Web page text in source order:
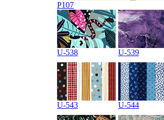
P107
U-538 U-539
U-543 U-544